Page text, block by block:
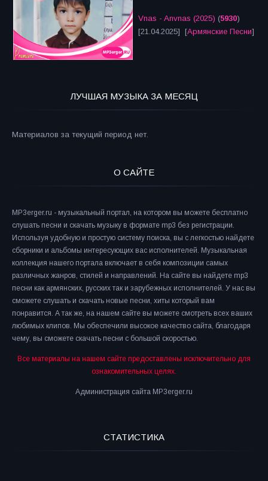
Vnas - Anvnas (2025) (5930)
[21.04.2025] [Армянские Песни]
ЛУЧШАЯ МУЗЫКА ЗА МЕСЯЦ
Материалов за текущий период нет.
О САЙТЕ
MP3erger.ru - музыкальный портал, на котором вы можете бесплатно
слушать песни и скачать музыку в формате mp3 без регистрации.
Используя удобную и простую систему поиска, вы с легкостью найдете
сборники и альбомы интересующих вас исполнителей. Музыкальная
коллекция нашего портала включает в себя композиции самых
различных жанров, стилей и направлений. На сайте вы найдете mp3
песни как армянских, русских так и зарубежных исполнителей. У нас вы
сможете слушать и скачать новые песни, хиты который вам
понравится. А так же, на нашем сайте вы можете смотреть всех ваших
любимых клипов. Мы обеспечили высокое качество сайта, благодаря
чему, вы сможете скачать песни с большой скоростью.
Все материалы на нашем сайте предоставлены исключительно для
ознакомительных целях.
Администрация сайта MP3erger.ru
СТАТИСТИКА